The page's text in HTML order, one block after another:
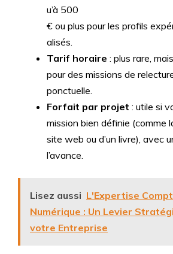
u’à 500
€ ou plus pour les profils
alisés.
Tarif horaire : plus rare,
pour des missions de
ponctuelle.
Forfait par projet : utile si
mission bien définie (comme
site web ou d’un livre), avec
l’avance.
Lisez aussi L'Expertise
Numérique : Un Levier
votre Entreprise